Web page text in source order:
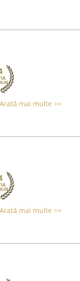
Arată mai multe >>
Arată mai multe >>